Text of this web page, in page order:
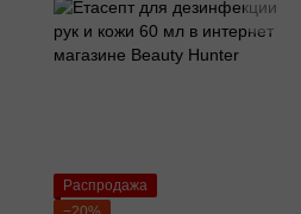
Распродажа